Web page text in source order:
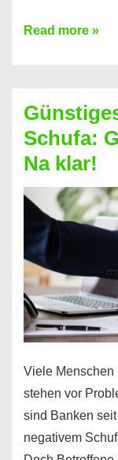
Kredit
dabei
profitieren
–
So
funktioniert’s
Read more »
Schufa:
Na klar!
Viele Menschen
stehen vor
sind Banken
negativem